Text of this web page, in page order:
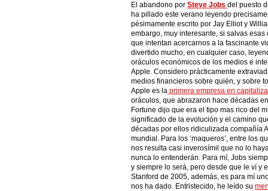
El abandono por Steve Jobs del puesto
ha pillado este verano leyendo
pésimamente escrito por Jay Elliot y
embargo, muy interesante, si salvas
que intentan acercarnos a la fascinante
divertido mucho, en cualquier caso,
oráculos económicos de los medios e
Apple. Considero prácticamente
medios financieros sobre quién, y sobre
Apple es la primera empresa en
oráculos, que abrazaron hace décadas
Fortune dijo que era el tipo mas rico del
significado de la evolución y el camino
décadas por ellos ridiculizada compañía
mundial. Para los ‘maqueros’, entre los
nos resulta casi inverosímil que no lo
nunca lo entenderán. Para mí, Jobs
y siempre lo será, pero desde que le ví y
Stanford de 2005, además, es para mí
nos ha dado. Entristecido, he leído su